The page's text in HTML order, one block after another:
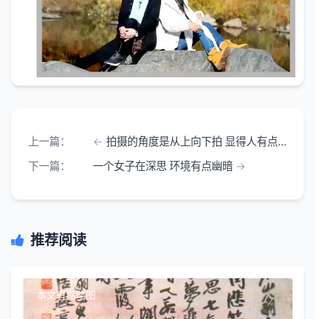
上一篇：
拍摄的角度是从上向下拍 显得人有点矮
下一篇：
一个女子在深思 环境有点幽暗
推荐阅读
本文有缩略图